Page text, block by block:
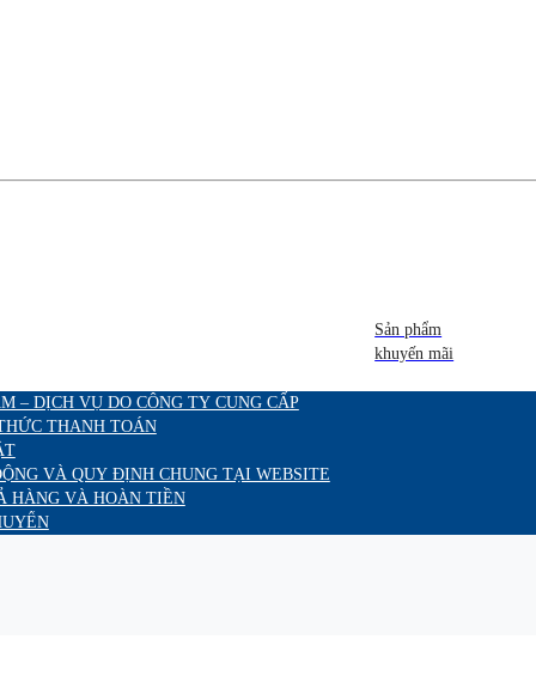
Sản phẩm
khuyến mãi
– DỊCH VỤ DO CÔNG TY CUNG CẤP
THANH TOÁN
VÀ QUY ĐỊNH CHUNG TẠI WEBSITE
HÀNG VÀ HOÀN TIỀN